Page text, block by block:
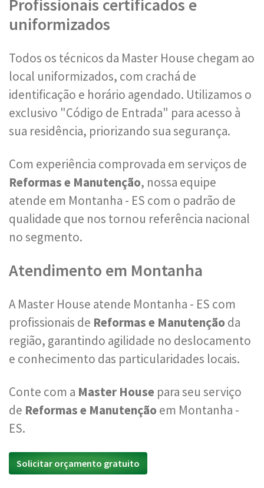
Profissionais certificados e
uniformizados
Todos os técnicos da Master House chegam ao
local uniformizados, com crachá de
identificação e horário agendado. Utilizamos o
exclusivo "Código de Entrada" para acesso à
sua residência, priorizando sua segurança.
Com experiência comprovada em serviços de
Reformas e Manutenção, nossa equipe
atende em Montanha - ES com o padrão de
qualidade que nos tornou referência nacional
no segmento.
Atendimento em Montanha
A Master House atende Montanha - ES com
profissionais de Reformas e Manutenção da
região, garantindo agilidade no deslocamento
e conhecimento das particularidades locais.
Conte com a Master House para seu serviço
de Reformas e Manutenção em Montanha -
ES.
Solicitar orçamento gratuito